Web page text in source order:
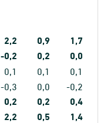
2,2 0,9 1,7
-0,2 0,2 0,0
0,1 0,1
0,1
-0,3 0,0 -0,2
0,2 0,2
0,4
2,2 0,5 1,4